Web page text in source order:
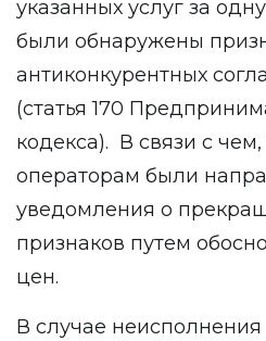
указанных услуг за
были обнаружены
антиконкурентных
(статья 170
кодекса). В связи с
операторам были
уведомления о
признаков путем
цен.
В случае